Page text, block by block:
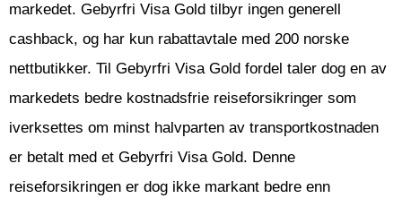
markedet. Gebyrfri Visa Gold tilbyr ingen generell
cashback, og har kun rabattavtale med 200 norske
nettbutikker. Til Gebyrfri Visa Gold fordel taler dog en av
markedets bedre kostnadsfrie reiseforsikringer som
iverksettes om minst halvparten av transportkostnaden
er betalt med et Gebyrfri Visa Gold. Denne
reiseforsikringen er dog ikke markant bedre enn